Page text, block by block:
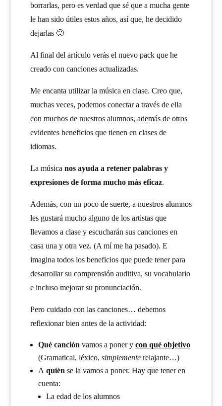
borrarlas, pero es verdad que sé que a mucha gente
le han sido útiles estos años, así que, he decidido
dejarlas 🙂
Al final del artículo verás el nuevo pack que he
creado con canciones actualizadas.
Me encanta utilizar la música en clase. Creo que,
muchas veces, podemos conectar a través de ella
con muchos de nuestros alumnos, además de otros
evidentes beneficios que tienen en clases de
idiomas.
La música nos ayuda a retener palabras y
expresiones de forma mucho más eficaz.
Además, con un poco de suerte, a nuestros alumnos
les gustará mucho alguno de los artistas que
llevamos a clase y escucharán sus canciones en
casa una y otra vez. (A mí me ha pasado). E
imagina todos los beneficios que puede tener para
desarrollar su comprensión auditiva, su vocabulario
e incluso mejorar su pronunciación.
Pero cuidado con las canciones… debemos
reflexionar bien antes de la actividad:
Qué canción vamos a poner y con qué objetivo
(Gramatical, léxico, simplementerelajante…)
A quién se la vamos a poner. Hay que tener en
cuenta:
La edad de los alumnos